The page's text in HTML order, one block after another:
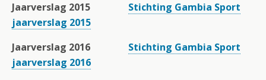
Jaarverslag 2015 Stichting Gambia Sport
jaarverslag 2015
Jaarverslag 2016 Stichting Gambia Sport
jaarverslag 2016